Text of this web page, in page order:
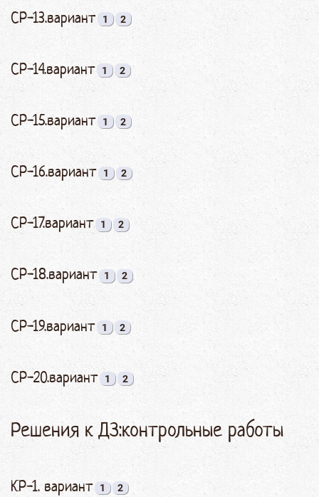
СР-13.вариант 1 2
СР-14.вариант 1 2
СР-15.вариант 1 2
СР-16.вариант 1 2
СР-17.вариант 1 2
СР-18.вариант 1 2
СР-19.вариант 1 2
СР-20.вариант 1 2
Решения к ДЗ:контрольные работы
КР-1. вариант 1 2